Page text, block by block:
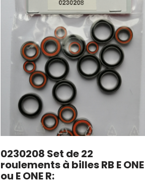
0230208 Set de 22
roulements à billes RB E ONE
ou E ONE R: